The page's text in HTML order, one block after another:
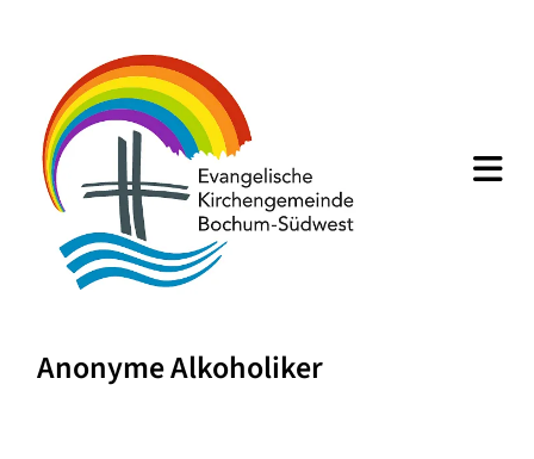
Anonyme Alkoholiker